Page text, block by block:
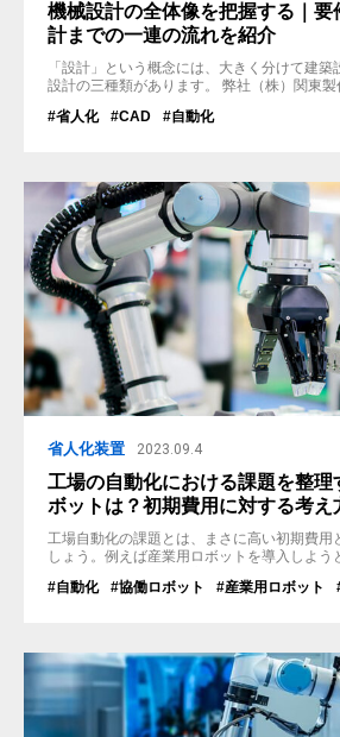
機械設計の全体像を把握する｜要
計までの一連の流れを紹介
「設計」という概念には、大きく分けて建
設計の三種類があります。 弊社（株）関東
ク製品製造まわりの機械設計には多数の実績
#省人化 #CAD #自動化
省人化装置 2023.09.4
工場の自動化における課題を整理
ボットは？初期費用に対する考え
工場自動化の課題とは、まさに高い初期費用
しょう。例えば産業用ロボットを導入しよう
しまいます。また、扱うには専門のSIerが必
#自動化 #協働ロボット #産業用ロボット